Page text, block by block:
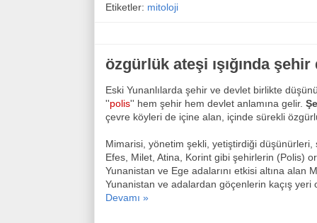
Etiketler: mitoloji
özgürlük ateşi ışığında
Eski Yunanlılarda şehir ve devlet birlikte
''polis'' hem şehir hem devlet anlamına gelir.
çevre köyleri de içine alan, içinde sürekli
Mimarisi, yönetim şekli, yetiştirdiği düşünürleri,
Efes, Milet, Atina, Korint gibi şehirlerin (Polis)
Yunanistan ve Ege adalarını etkisi altına alan
Yunanistan ve adalardan göçenlerin kaçış yeri
Devamı »